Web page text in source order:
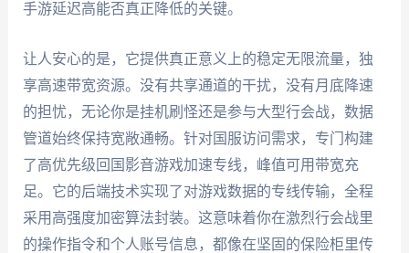
手游延迟高能否真正降低的关键。
让人安心的是，它提供真正意义上的稳定无限流量，独
享高速带宽资源。没有共享通道的干扰，没有月底降速
的担忧，无论你是挂机刷怪还是参与大型行会战，数据
管道始终保持宽敞通畅。针对国服访问需求，专门构建
了高优先级回国影音游戏加速专线，峰值可用带宽充
足。它的后端技术实现了对游戏数据的专线传输，全程
采用高强度加密算法封装。这意味着你在激烈行会战里
的操作指令和个人账号信息，都像在坚固的保险柜里传